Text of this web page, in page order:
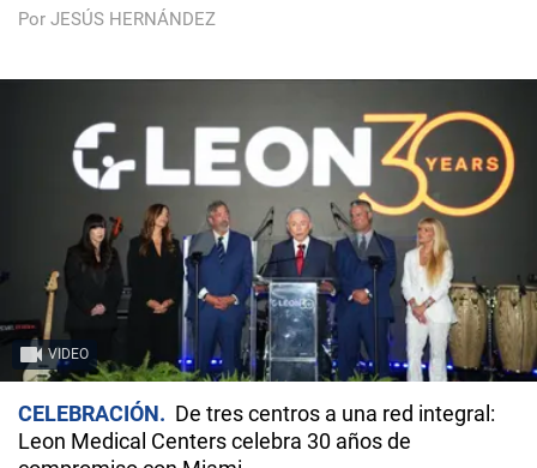
Por JESÚS HERNÁNDEZ
VIDEO
CELEBRACIÓN
De tres centros a una red integral:
Leon Medical Centers celebra 30 años de